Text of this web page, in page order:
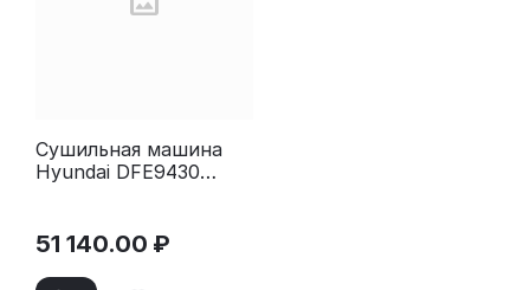
Сушильная машина
Hyundai DFE9430
51 140.00 ₽